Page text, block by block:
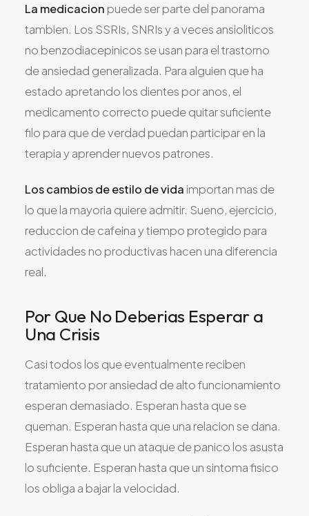
La medicacion puede ser parte del panorama
tambien. Los SSRIs, SNRIs y a veces ansioliticos
no benzodiacepinicos se usan para el trastorno
de ansiedad generalizada. Para alguien que ha
estado apretando los dientes por anos, el
medicamento correcto puede quitar suficiente
filo para que de verdad puedan participar en la
terapia y aprender nuevos patrones.
Los cambios de estilo de vida importan mas de
lo que la mayoria quiere admitir. Sueno, ejercicio,
reduccion de cafeina y tiempo protegido para
actividades no productivas hacen una diferencia
real.
Por Que No Deberias Esperar a
Una Crisis
Casi todos los que eventualmente reciben
tratamiento por ansiedad de alto funcionamiento
esperan demasiado. Esperan hasta que se
queman. Esperan hasta que una relacion se dana.
Esperan hasta que un ataque de panico los asusta
lo suficiente. Esperan hasta que un sintoma fisico
los obliga a bajar la velocidad.